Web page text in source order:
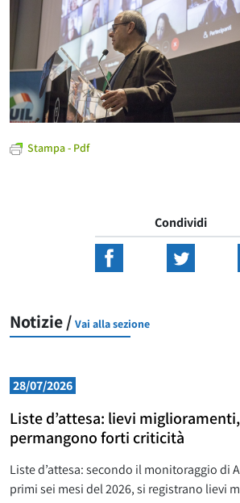
Stampa - Pdf
Condividi
Notizie / Vai alla sezione
28/07/2026
Liste d’attesa: lievi
permangono forti criticità
Liste d’attesa: secondo il monitoraggio di
primi sei mesi del 2026, si registrano lievi